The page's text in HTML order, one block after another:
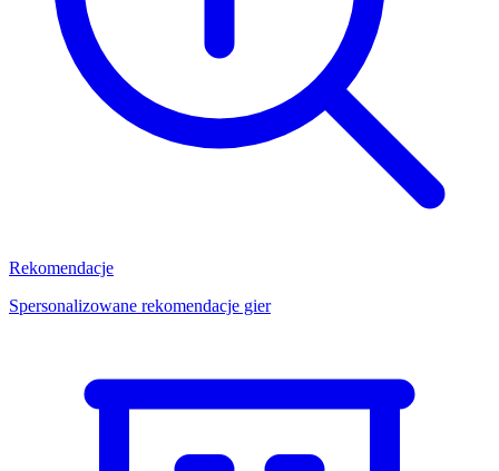
Rekomendacje
Spersonalizowane rekomendacje gier